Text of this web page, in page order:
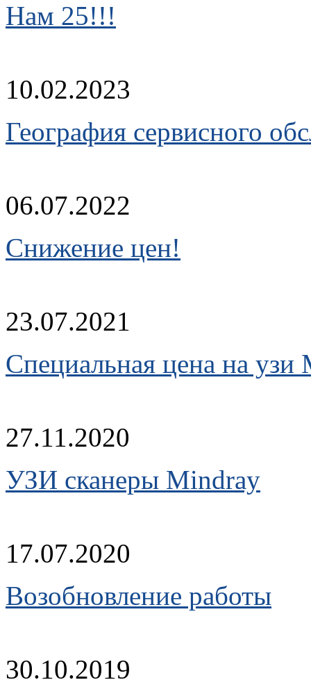
Нам 25!!!
10.02.2023
География сервисного
06.07.2022
Снижение цен!
23.07.2021
Cпециальная цена на узи
27.11.2020
УЗИ сканеры Mindray
17.07.2020
Возобновление работы
30.10.2019